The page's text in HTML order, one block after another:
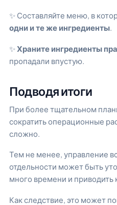
✨ Составляйте меню, в
одни и те же ингредиенты.
✨Храните ингредиенты
пропадали впустую.
Подводя итоги
При более тщательном
сократить операционные
сложно.
Тем не менее, управление
отдельности может быть
много времени и приводить
Как следствие, это может